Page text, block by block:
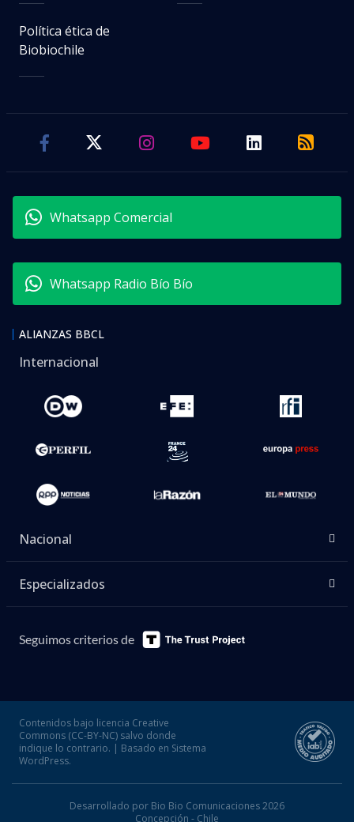
Política ética de
Biobiochile
Whatsapp Comercial
Whatsapp Radio Bío Bío
ALIANZAS BBCL
Internacional
Nacional
Especializados
Seguimos criterios de
Contenidos bajo licencia Creative
Commons (CC-BY-NC) salvo donde
indique lo contrario. | Basado en Sistema
WordPress.
Desarrollado por Bio Bio Comunicaciones 2026
Concepción - Chile